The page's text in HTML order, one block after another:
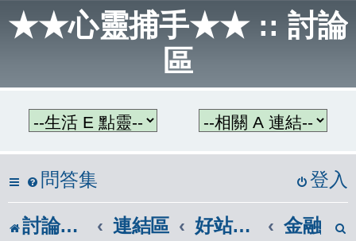
★★心靈捕手★★ :: 討論
區
問答集 登入
討論區首頁 連結區 好站連結 金融